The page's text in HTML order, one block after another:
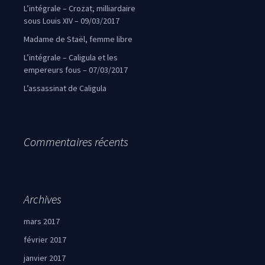
L’intégrale – Crozat, milliardaire
sous Louis XIV – 09/03/2017
Madame de Staël, femme libre
L’intégrale – Caligula et les
empereurs fous – 07/03/2017
L’assassinat de Caligula
Commentaires récents
Archives
mars 2017
février 2017
janvier 2017